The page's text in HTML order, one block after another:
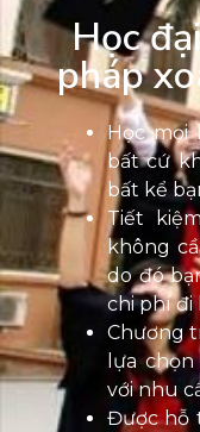
Học
pháp
Học mọi
bất cứ
bất kể
Tiết
không
do đó
chi phí đi
Chương
lựa
với nhu
Được hỗ